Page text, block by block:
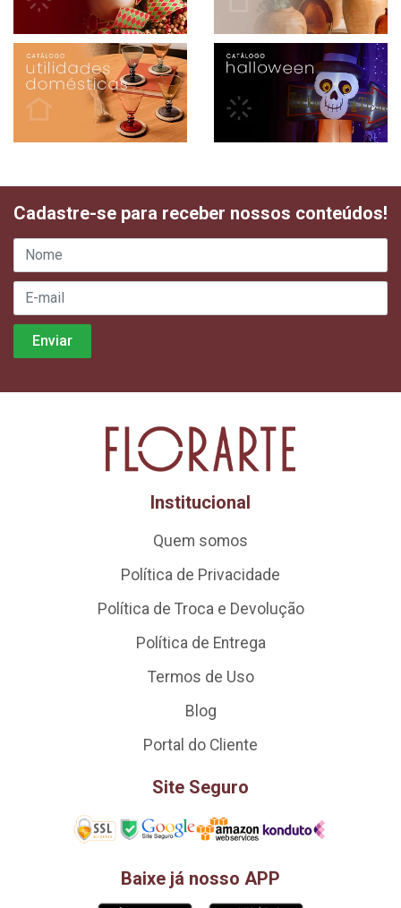
Cadastre-se para receber nossos conteúdos!
Institucional
Quem somos
Política de Privacidade
Política de Troca e Devolução
Política de Entrega
Termos de Uso
Blog
Portal do Cliente
Site Seguro
Baixe já nosso APP